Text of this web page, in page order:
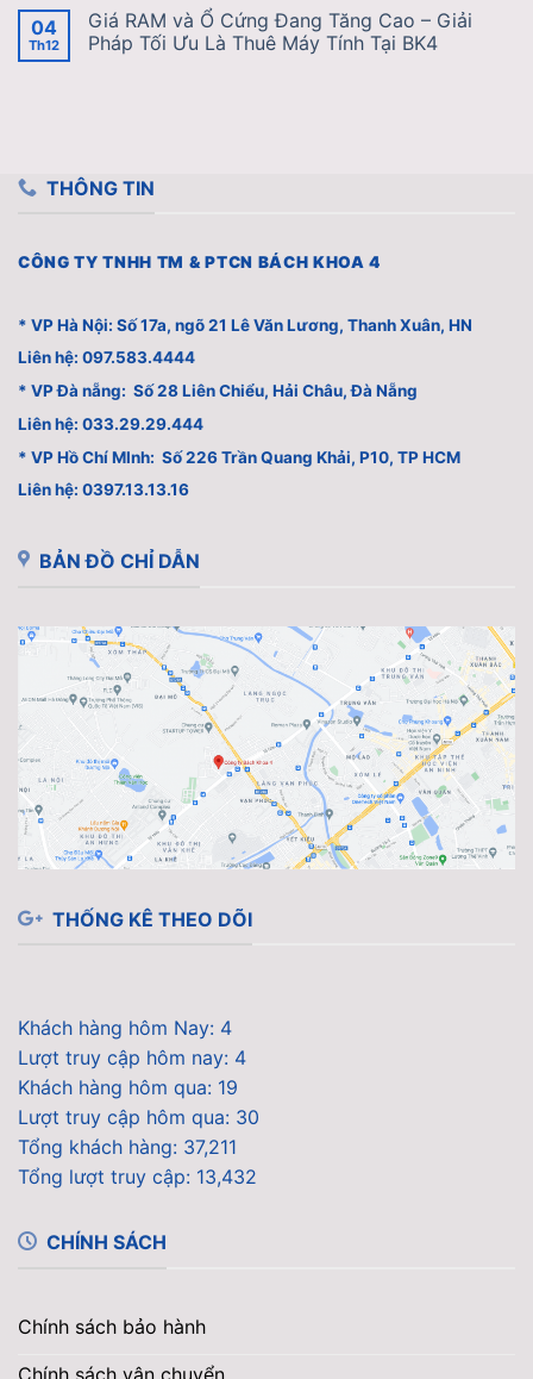
04
Th12
Giá RAM và Ổ Cứng Đang Tăng Cao – Giải
Pháp Tối Ưu Là Thuê Máy Tính Tại BK4
THÔNG TIN
CÔNG TY TNHH TM & PTCN BÁCH KHOA 4
* VP Hà Nội: Số 17a, ngõ 21 Lê Văn Lương, Thanh Xuân, HN
Liên hệ: 097.583.4444
* VP Đà nẵng: Số 28 Liên Chiểu, Hải Châu, Đà Nẵng
Liên hệ: 033.29.29.444
* VP Hồ Chí MInh: Số 226 Trần Quang Khải, P10, TP HCM
Liên hệ: 0397.13.13.16
BẢN ĐỒ CHỈ DẪN
THỐNG KÊ THEO DÕI
Khách hàng hôm Nay: 4
Lượt truy cập hôm nay: 4
Khách hàng hôm qua: 19
Lượt truy cập hôm qua: 30
Tổng khách hàng: 37,211
Tổng lượt truy cập: 13,432
CHÍNH SÁCH
Chính sách bảo hành